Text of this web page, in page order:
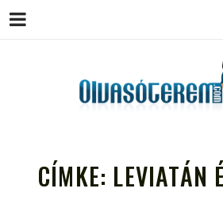
CÍMKE: LEVIATÁN